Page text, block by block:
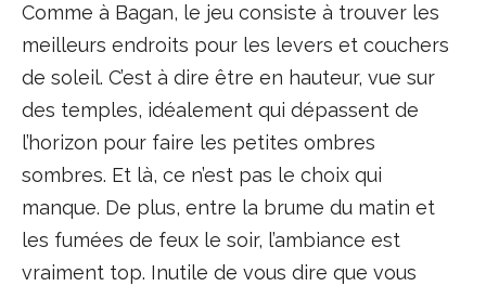
Comme à Bagan, le jeu consiste à trouver les
meilleurs endroits pour les levers et couchers
de soleil. C’est à dire être en hauteur, vue sur
des temples, idéalement qui dépassent de
l’horizon pour faire les petites ombres
sombres. Et là, ce n’est pas le choix qui
manque. De plus, entre la brume du matin et
les fumées de feux le soir, l’ambiance est
vraiment top. Inutile de vous dire que vous